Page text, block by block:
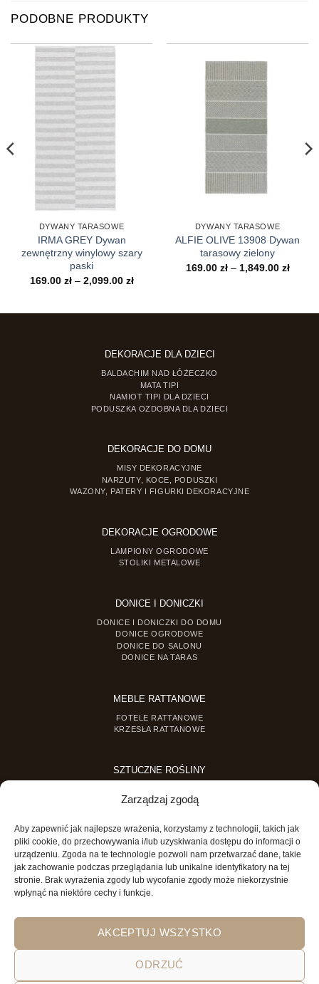
Zarządzaj zgodą
Aby zapewnić jak najlepsze wrażenia, korzystamy z technologii, takich jak
pliki cookie, do przechowywania i/lub uzyskiwania dostępu do informacji o
urządzeniu. Zgoda na te technologie pozwoli nam przetwarzać dane, takie
jak zachowanie podczas przeglądania lub unikalne identyfikatory na tej
stronie. Brak wyrażenia zgody lub wycofanie zgody może niekorzystnie
wpłynąć na niektóre cechy i funkcje.
AKCEPTUJ WSZYSTKO
ODRZUĆ
PODOBNE PRODUKTY
DYWANY TARASOWE
IRMA GREY Dywan
zewnętrzny winylowy szary
paski
169.00 zł – 2,099.00 złZakres
DYWANY TARASOWE
ALFIE OLIVE 13908 Dywan
tarasowy zielony
169.00 zł – 1,849.00 zł
zł
DEKORACJE DLA DZIECI
BALDACHIM NAD ŁÓŻECZKO
MATA TIPI
NAMIOT TIPI DLA DZIECI
PODUSZKA OZDOBNA DLA DZIECI
DEKORACJE DO DOMU
MISY DEKORACYJNE
NARZUTY, KOCE, PODUSZKI
WAZONY, PATERY I FIGURKI DEKORACYJNE
DEKORACJE OGRODOWE
LAMPIONY OGRODOWE
STOLIKI METALOWE
DONICE I DONICZKI
DONICE I DONICZKI DO DOMU
DONICE OGRODOWE
DONICE DO SALONU
DONICE NA TARAS
MEBLE RATTANOWE
FOTELE RATTANOWE
KRZESŁA RATTANOWE
SZTUCZNE ROŚLINY
SZTUCZNE ROŚLINY DONICZKOWE
MINI OGRODY
MINI OGRÓD DLA DZIECI